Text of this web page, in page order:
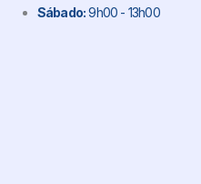
Sábado:9h00 - 13h00